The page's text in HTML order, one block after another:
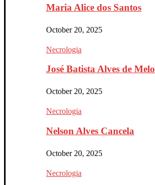
Maria Alice dos Santos
October 20, 2025
Necrologia
José Batista Alves de Melo
October 20, 2025
Necrologia
Nelson Alves Cancela
October 20, 2025
Necrologia